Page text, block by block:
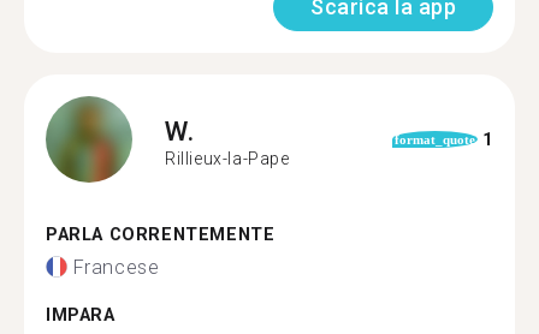
Scarica la app
W.
Rillieux-la-Pape
format_quote 1
PARLA CORRENTEMENTE
Francese
IMPARA